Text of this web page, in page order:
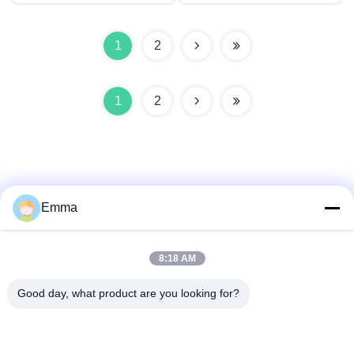
1 2
1 2
No. 280 WanXing Road, Longhu Avenue, Industrial East
Emma
8:18 AM
Good day, what product are you looking for?